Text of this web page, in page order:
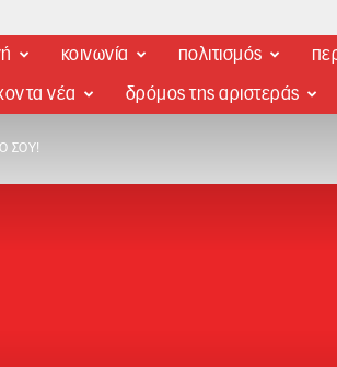
κοινωνία πολιτισμός
νέα δρόμος της αριστεράς
ΣΟΥ!